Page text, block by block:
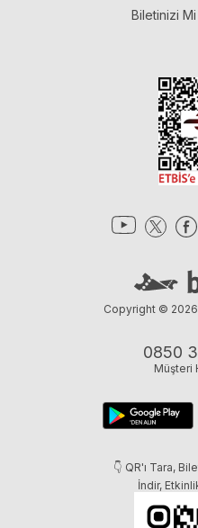
Biletinizi
0850
Müşteri
👇 QR'ı Tara,
İndir,
Copyright © 2026